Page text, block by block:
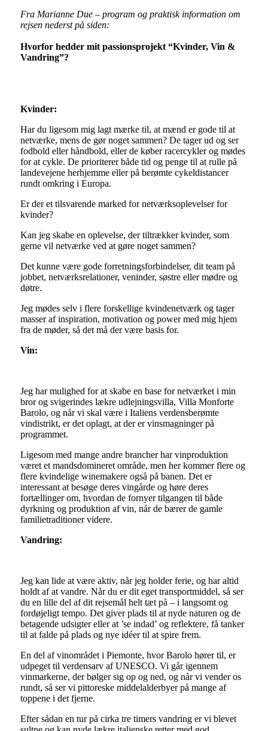
Fra Marianne Due – program og praktisk information om
rejsen nederst på siden:
Hvorfor hedder mit passionsprojekt “Kvinder, Vin &
Vandring”?
Kvinder:
Har du ligesom mig lagt mærke til, at mænd er gode til at
netværke, mens de gør noget sammen? De tager ud og ser
fodbold eller håndbold, eller de køber racercykler og mødes
for at cykle. De prioriterer både tid og penge til at rulle på
landevejene herhjemme eller på berømte cykeldistancer
rundt omkring i Europa.
Erder et tilsvarende marked for netværksoplevelser for
kvinder?
Kan jeg skabe en oplevelse, der tiltrækker kvinder, som
gerne vil netværke ved at gøre noget sammen?
Det kunne være gode forretningsforbindelser, dit team på
jobbet, netværksrelationer, veninder, søstre eller mødre og
døtre.
Jeg mødes selv i flere forskellige kvindenetværk og tager
masser af inspiration, motivation og power med mig hjem
fra de møder, så det må der være basis for.
Vin:
Jeg har mulighed for at skabe en base for netværket i min
bror og svigerindes lækre udlejningsvilla, Villa Monforte
Barolo, og når vi skal være i Italiens verdensberømte
vindistrikt, er det oplagt, at der er vinsmagninger på
programmet.
Ligesom med mange andre brancher har vinproduktion
været et mandsdomineret område, men her kommer flere og
flere kvindelige winemakere også på banen. Det er
interessant at besøge deres vingårde og høre deres
fortællinger om, hvordan de fornyer tilgangen til både
dyrkning og produktion af vin, når de bærer de gamle
familietraditioner videre.
Vandring:
Jeg kan lide at være aktiv, når jeg holder ferie, og har altid
holdt af at vandre. Når du er dit eget transportmiddel, så ser
du en lille del af dit rejsemål helt tæt på – i langsomt og
fordøjeligt tempo. Det giver plads til at nyde naturen og de
betagende udsigter eller at ’se indad’ og reflektere, få tanker
til at falde på plads og nye idéer til at spire frem.
En del af vinområdet i Piemonte, hvor Barolo hører til, er
udpeget til verdensarv af UNESCO. Vi går igennem
vinmarkerne, der bølger sig op og ned, og når vi vender os
rundt, så ser vi pittoreske middelalderbyer på mange af
toppene i det fjerne.
Efter sådan en tur på cirka tre timers vandring er vi blevet